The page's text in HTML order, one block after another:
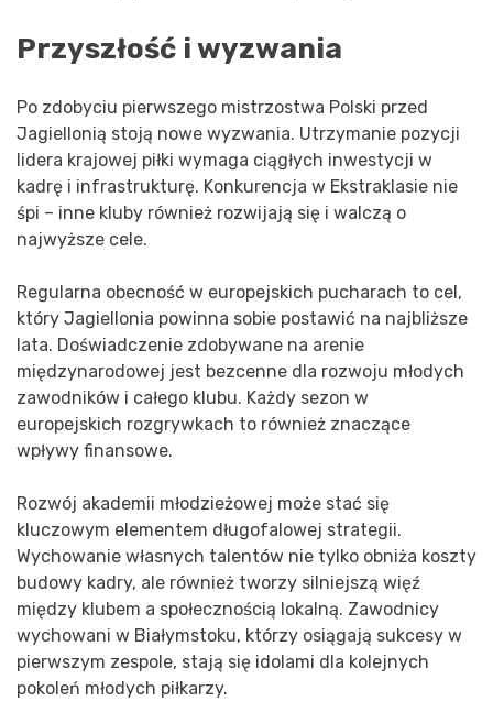
Przyszłość i wyzwania
Po zdobyciu pierwszego mistrzostwa Polski przed
Jagiellonią stoją nowe wyzwania. Utrzymanie pozycji
lidera krajowej piłki wymaga ciągłych inwestycji w
kadrę i infrastrukturę. Konkurencja w Ekstraklasie nie
śpi – inne kluby również rozwijają się i walczą o
najwyższe cele.
Regularna obecność w europejskich pucharach to cel,
który Jagiellonia powinna sobie postawić na najbliższe
lata. Doświadczenie zdobywane na arenie
międzynarodowej jest bezcenne dla rozwoju młodych
zawodników i całego klubu. Każdy sezon w
europejskich rozgrywkach to również znaczące
wpływy finansowe.
Rozwój akademii młodzieżowej może stać się
kluczowym elementem długofalowej strategii.
Wychowanie własnych talentów nie tylko obniża koszty
budowy kadry, ale również tworzy silniejszą więź
między klubem a społecznością lokalną. Zawodnicy
wychowani w Białymstoku, którzy osiągają sukcesy w
pierwszym zespole, stają się idolami dla kolejnych
pokoleń młodych piłkarzy.